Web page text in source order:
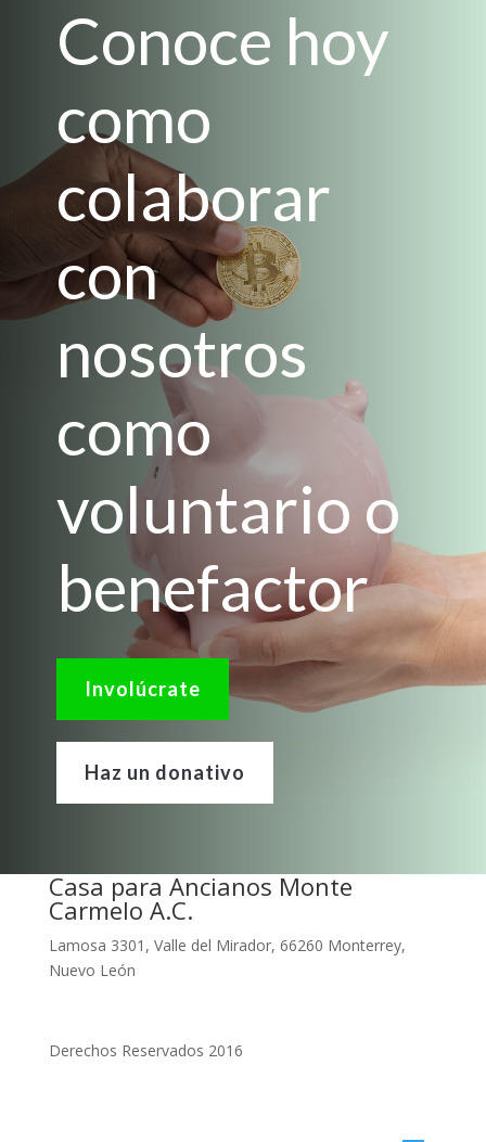
Conoce hoy
como
colaborar
con
nosotros
como
voluntario o
benefactor
Involúcrate
Haz un donativo
Casa para Ancianos Monte
Carmelo A.C.
Lamosa 3301, Valle del Mirador, 66260 Monterrey,
Nuevo León
Derechos Reservados 2016